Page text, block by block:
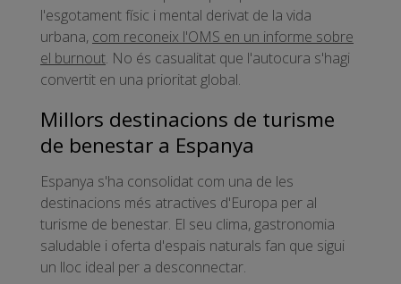
l'esgotament físic i mental derivat de la vida
urbana, com reconeix l'OMS en un informe sobre
el burnout. No és casualitat que l'autocura s'hagi
convertit en una prioritat global.
Millors destinacions de turisme
de benestar a Espanya
Espanya s'ha consolidat com una de les
destinacions més atractives d'Europa per al
turisme de benestar. El seu clima, gastronomia
saludable i oferta d'espais naturals fan que sigui
un lloc ideal per a desconnectar.